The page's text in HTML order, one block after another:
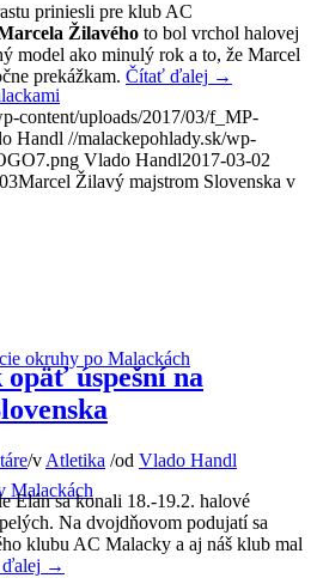
okruhy po Malackách
Malackách
priniesli pre klub AC
Žilavého to bol vrchol halovej
model ako minulý rok a to, že Marcel
prekážkam. Čítať ďalej →
content/uploads/2017/03/f_MP-
Handl //malackepohlady.sk/wp-
Vlado Handl2017-03-02
Marcel Žilavý majstrom Slovenska v
úspešní na
/v Atletika /od Vlado Handl
Elán sa konali 18.-19.2. halové
Na dvojdňovom podujatí sa
klubu AC Malacky a aj náš klub mal
→